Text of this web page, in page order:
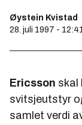
Øystein Kvistad
28. juli 1997 -
Ericsson skal
svitsjeutstyr
samlet verdi